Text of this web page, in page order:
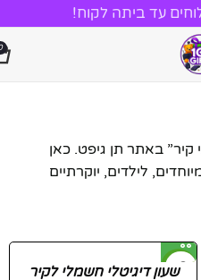
עד ביתה לקוח!
קיר” באתר תן גיפט. כאן
לילדים, יוקרתיים
-42%
שעון דיגיטלי חשמלי לקיר